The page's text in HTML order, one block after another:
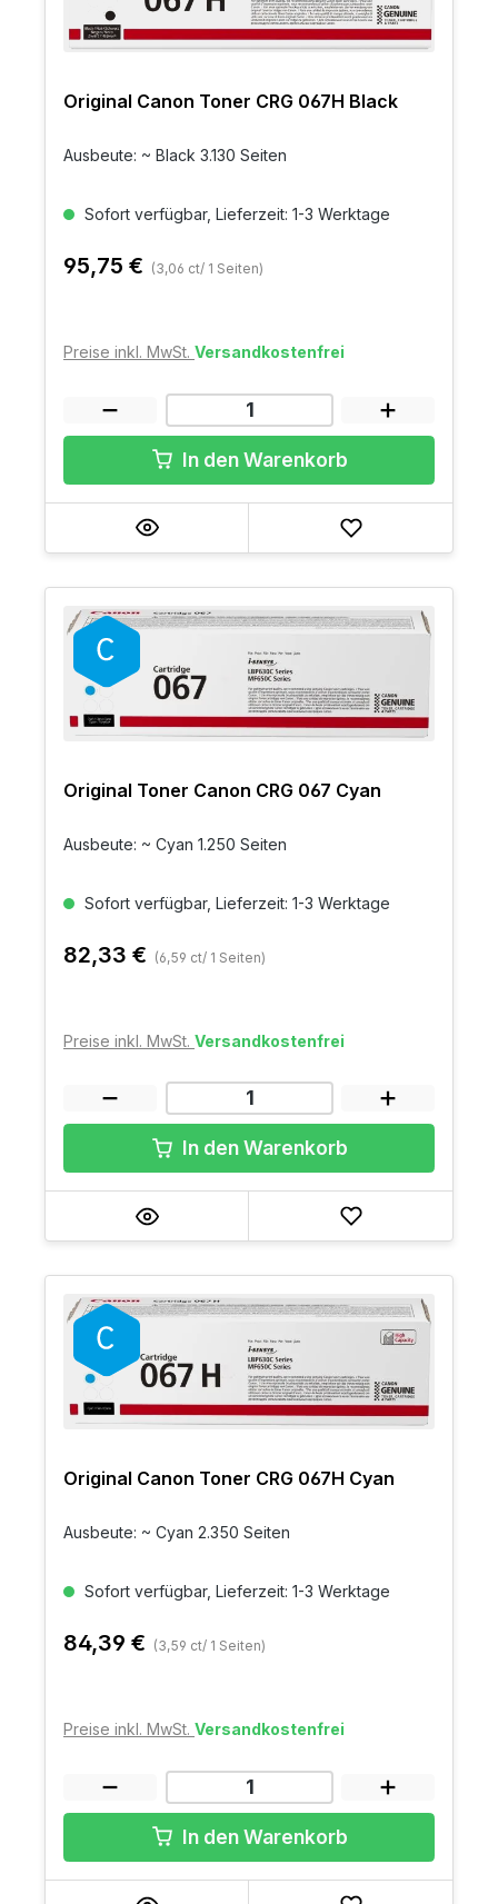
Original Canon Toner CRG 067H Black
Ausbeute: ~ Black 3.130 Seiten
Sofort verfügbar, Lieferzeit: 1-3 Werktage
95,75 € (3,06 ct/ 1 Seiten)
Preise inkl. MwSt. Versandkostenfrei
In den Warenkorb
Original Toner Canon CRG 067 Cyan
Ausbeute: ~ Cyan 1.250 Seiten
Sofort verfügbar, Lieferzeit: 1-3 Werktage
82,33 € (6,59 ct/ 1 Seiten)
Preise inkl. MwSt. Versandkostenfrei
In den Warenkorb
Original Canon Toner CRG 067H Cyan
Ausbeute: ~ Cyan 2.350 Seiten
Sofort verfügbar, Lieferzeit: 1-3 Werktage
84,39 € (3,59 ct/ 1 Seiten)
Preise inkl. MwSt. Versandkostenfrei
In den Warenkorb